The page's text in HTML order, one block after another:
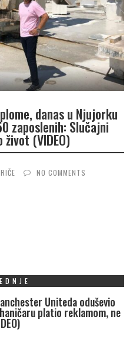
danas u Njujorku
zaposlenih: Slučajni
(VIDEO)
NO COMMENTS
Uniteda oduševio
platio reklamom, ne